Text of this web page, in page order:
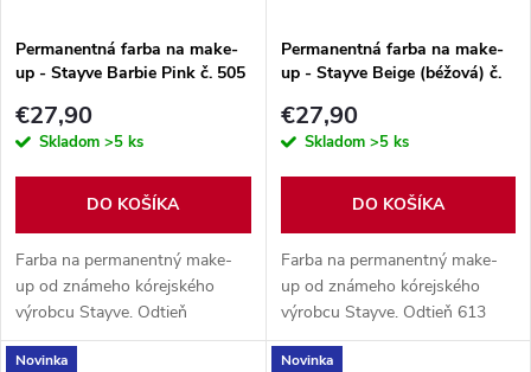
v
Permanentná farba na make-
up - Stayve Barbie Pink č. 505
€27,90
Skladom >5 ks
DO KOŠÍKA
Farba na permanentný make-
up od známeho kórejského
výrobcu Stayve. Odtieň
505 Barbie Pink organický
pigment, obsah balenia 10 ml.
Permanentná farba na make-
up - Stayve Beige (béžová) č.
€27,90
Skladom >5 ks
DO KOŠÍKA
Farba na permanentný make-
up od známeho kórejského
výrobcu Stayve. Odtieň 613
Beige (béžová) organický
pigment, obsah balenia 10 ml.
Novinka Novinka